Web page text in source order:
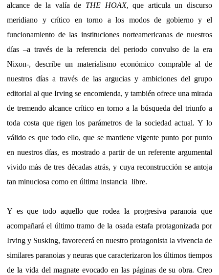
alcance de la valía de THE HOAX, que articula un discurso
meridiano y crítico en torno a los modos de gobierno y el
funcionamiento de las instituciones norteamericanas de nuestros
días –a través de la referencia del periodo convulso de la era
Nixon-, describe un materialismo económico comprable al de
nuestros días a través de las argucias y ambiciones del grupo
editorial al que Irving se encomienda, y también ofrece una mirada
de tremendo alcance crítico en torno a la búsqueda del triunfo a
toda costa que rigen los parámetros de la sociedad actual. Y lo
válido es que todo ello, que se mantiene vigente punto por punto
en nuestros días, es mostrado a partir de un referente argumental
vivido más de tres décadas atrás, y cuya reconstrucción se antoja
tan minuciosa como en última instancia libre.
Y es que todo aquello que rodea la progresiva paranoia que
acompañará el último tramo de la osada estafa protagonizada por
Irving y Susking, favorecerá en nuestro protagonista la vivencia de
similares paranoias y neuras que caracterizaron los últimos tiempos
de la vida del magnate evocado en las páginas de su obra. Creo